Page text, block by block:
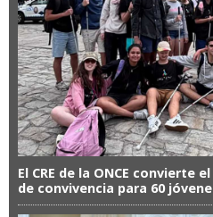
El CRE de la ONCE convierte
de convivencia para 60